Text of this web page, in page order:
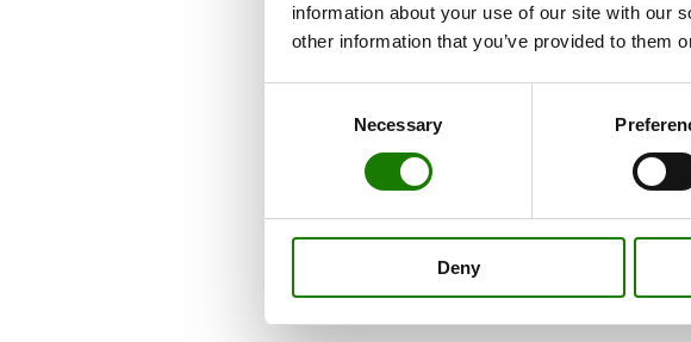
information about your use of our site with our
other information that you’ve provided to them
Necessary
Deny